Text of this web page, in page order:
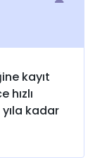
kayıt
kadar